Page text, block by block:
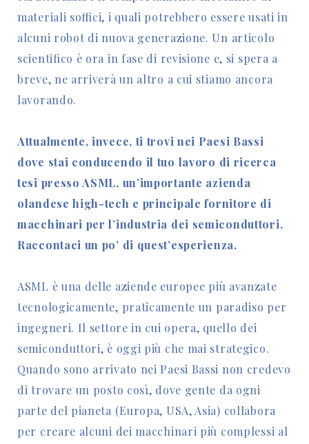
materiali soffici, i quali potrebbero essere usati in
alcuni robot di nuova generazione. Un articolo
scientifico è ora in fase di revisione e, si spera a
breve, ne arriverà un altro a cui stiamo ancora
lavorando.
Attualmente, invece, ti trovi nei Paesi Bassi
dove stai conducendo il tuo lavoro di ricerca
tesi presso ASML, un’importante azienda
olandese high-tech e principale fornitore di
macchinari per l’industria dei semiconduttori.
Raccontaci un po’ di quest’esperienza.
ASML è una delle aziende europee più avanzate
tecnologicamente, praticamente un paradiso per
ingegneri. Il settore in cui opera, quello dei
semiconduttori, è oggi più che mai strategico.
Quando sono arrivato nei Paesi Bassi non credevo
di trovare un posto così, dove gente da ogni
parte del pianeta (Europa, USA, Asia) collabora
per creare alcuni dei macchinari più complessi al